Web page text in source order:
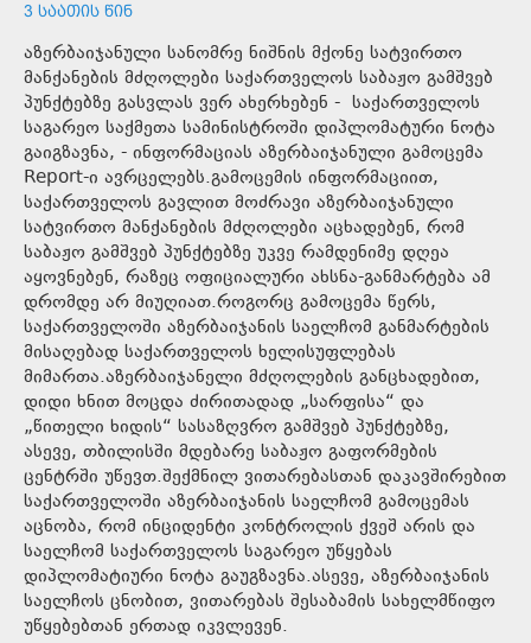
3 ᲡᲐᲐᲗᲘᲡ ᲬᲘᲜ
აზერბაიჯანული სანომრე ნიშნის მქონე სატვირთო
მანქანების მძღოლები საქართველოს საბაჟო გამშვებ
პუნქტებზე გასვლას ვერ ახერხებენ - საქართველოს
საგარეო საქმეთა სამინისტროში დიპლომატური ნოტა
გაიგზავნა, - ინფორმაციას აზერბაიჯანული გამოცემა
Report-ი ავრცელებს.გამოცემის ინფორმაციით,
საქართველოს გავლით მოძრავი აზერბაიჯანული
სატვირთო მანქანების მძღოლები აცხადებენ, რომ
საბაჟო გამშვებ პუნქტებზე უკვე რამდენიმე დღეა
აყოვნებენ, რაზეც ოფიციალური ახსნა-განმარტება ამ
დრომდე არ მიუღიათ.როგორც გამოცემა წერს,
საქართველოში აზერბაიჯანის საელჩომ განმარტების
მისაღებად საქართველოს ხელისუფლებას
მიმართა.აზერბაიჯანელი მძღოლების განცხადებით,
დიდი ხნით მოცდა ძირითადად „სარფისა“ და
„წითელი ხიდის“ სასაზღვრო გამშვებ პუნქტებზე,
ასევე, თბილისში მდებარე საბაჟო გაფორმების
ცენტრში უწევთ.შექმნილ ვითარებასთან დაკავშირებით
საქართველოში აზერბაიჯანის საელჩომ გამოცემას
აცნობა, რომ ინციდენტი კონტროლის ქვეშ არის და
საელჩომ საქართველოს საგარეო უწყებას
დიპლომატიური ნოტა გაუგზავნა.ასევე, აზერბაიჯანის
საელჩოს ცნობით, ვითარებას შესაბამის სახელმწიფო
უწყებებთან ერთად იკვლევენ.